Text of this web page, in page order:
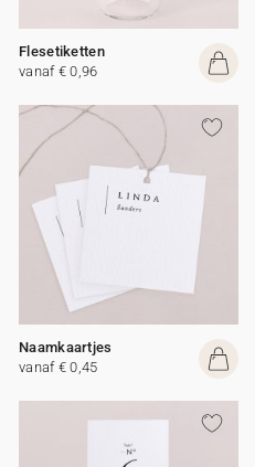
Flesetiketten
vanaf € 0,96
Naamkaartjes
vanaf € 0,45